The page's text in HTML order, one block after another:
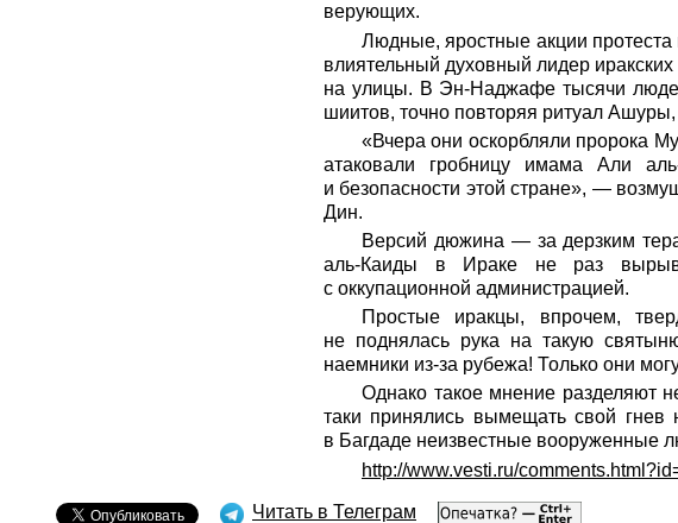
верующих.
Людные, яростные акции протеста
влиятельный духовный лидер
на улицы. В Эн-Наджафе тысячи
шиитов, точно повторяя ритуал Ашуры,
«Вчера они оскорбляли пророка
атаковали гробницу имама Али
и безопасности этой стране», —
Дин.
Версий дюжина — за дерзким
аль-Каиды в Ираке не раз
с оккупационной администрацией.
Простые иракцы, впрочем,
не поднялась рука на такую
наемники из-за рубежа! Только они
Однако такое мнение разделяют
таки принялись вымещать свой гнев
в Багдаде неизвестные вооруженные
http://www.vesti.ru/
Читать в Телеграм